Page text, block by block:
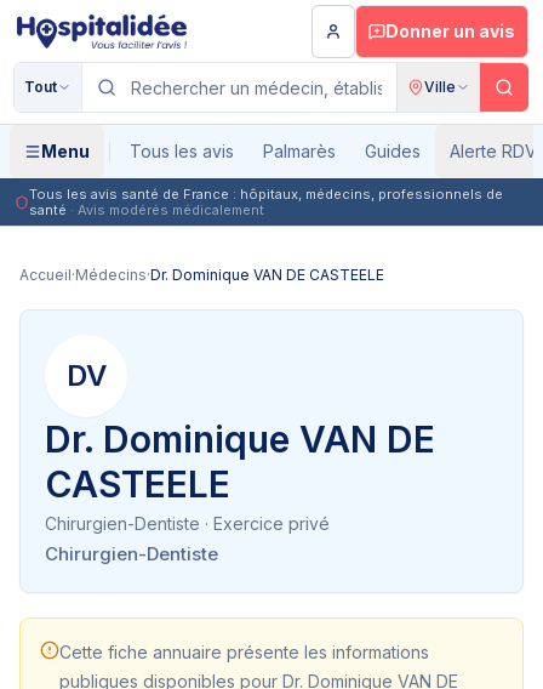
Aller au contenu principal
Donner un avis
Tout Ville
Menu Tous les avis Palmarès Guides Alerte RDV
Tous les avis santé de France : hôpitaux, médecins, professionnels de
santé · Avis modérés médicalement
Accueil·Médecins·Dr. Dominique VAN DE CASTEELE
DV
Dr. Dominique VAN DE
CASTEELE
Chirurgien-Dentiste · Exercice privé
Chirurgien-Dentiste
Cette fiche annuaire présente les informations
publiques disponibles pour Dr. Dominique VAN DE